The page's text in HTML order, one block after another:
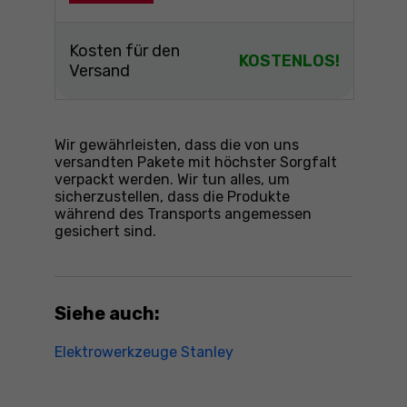
Kosten für den
Versand
KOSTENLOS!
Wir gewährleisten, dass die von uns
versandten Pakete mit höchster Sorgfalt
verpackt werden. Wir tun alles, um
sicherzustellen, dass die Produkte
während des Transports angemessen
gesichert sind.
Siehe auch:
Elektrowerkzeuge Stanley